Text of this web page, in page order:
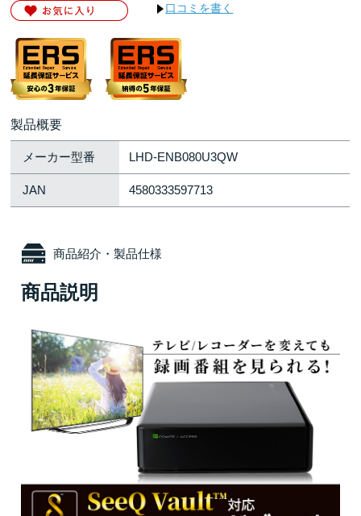
口コミを書く
製品概要
メーカー型番 LHD-ENB080U3QW
JAN 4580333597713
商品紹介・製品仕様
商品説明